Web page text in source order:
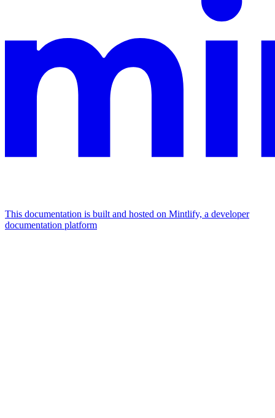
This documentation is built and hosted on Mintlify, a developer
documentation platform